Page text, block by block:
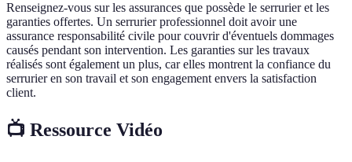
Renseignez-vous sur les assurances que possède le serrurier et les
garanties offertes. Un serrurier professionnel doit avoir une
assurance responsabilité civile pour couvrir d'éventuels dommages
causés pendant son intervention. Les garanties sur les travaux
réalisés sont également un plus, car elles montrent la confiance du
serrurier en son travail et son engagement envers la satisfaction
client.
📺 Ressource Vidéo